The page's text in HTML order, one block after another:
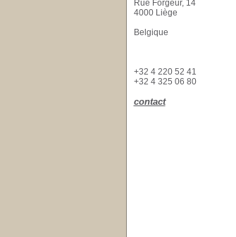
Rue Forgeur, 14
4000 Liège
Belgique
+32 4 220 52 41
+32 4 325 06 80
contact